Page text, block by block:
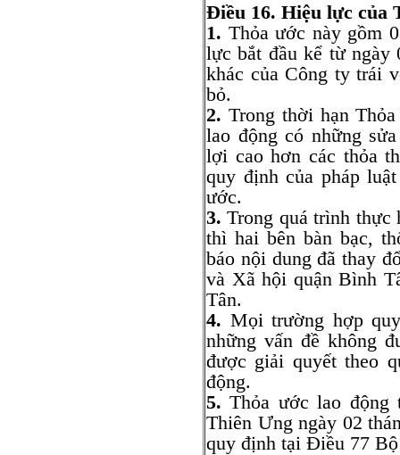
Điều 16. Hiệu lực của
1. Thỏa ước này gồm
lực bắt đầu kể từ ngày
khác của Công ty trái
bỏ.
2. Trong thời hạn
lao động có những
lợi cao hơn các thỏa
quy định của pháp
ước.
3. Trong quá trình thực
thì hai bên bàn bạc,
báo nội dung đã thay
và Xã hội quận Bình
Tân.
4. Mọi trường hợp
những vấn đề không
được giải quyết theo
động.
5. Thỏa ước lao
Thiên Ưng ngày 02
quy định tại Điều 77